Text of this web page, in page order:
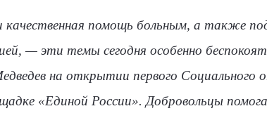
качественная помощь больным, а также
— эти темы сегодня особенно беспокоят
на открытии первого Социального
«Единой России». Добровольцы